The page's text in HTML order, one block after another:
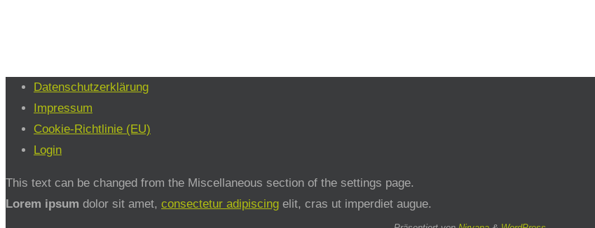
Datenschutzerklärung
Impressum
Cookie-Richtlinie (EU)
Login
This text can be changed from the Miscellaneous section of the settings page.
Lorem ipsum dolor sit amet, consectetur adipiscing elit, cras ut imperdiet augue.